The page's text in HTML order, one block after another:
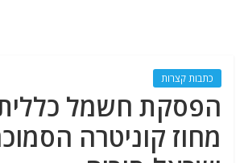
כתבות קצרות
הפסקת חשמל
מחוז קוניטרה